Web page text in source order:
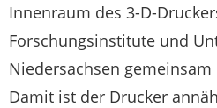
Innenraum des 3-D-
Forschungsinstitute und
Niedersachsen
Damit ist der Drucker